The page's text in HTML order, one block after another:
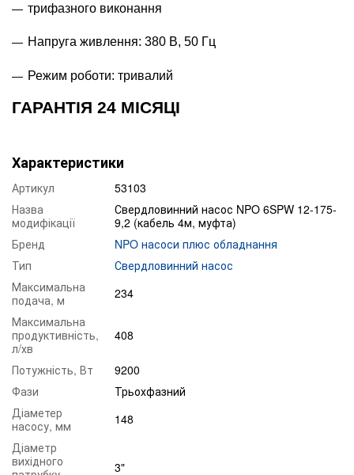
трифазного виконання
Напруга живлення: 380 В, 50 Гц
Режим роботи: тривалий
ГАРАНТІЯ 24 МІСЯЦІ
Характеристики
Артикул
53103
Назва
модифікації
Свердловинний насос NPO 6SPW 12-175-
9,2 (кабель 4м, муфта)
Бренд
NPO насоси плюс обладнання
Тип
Свердловинний насос
Максимальна
подача, м
234
Максимальна
продуктивність,
л/хв
408
Потужність, Вт
9200
Фази
Трьохфазний
Діаметер
насосу, мм
148
Діаметр
вихідного
3"